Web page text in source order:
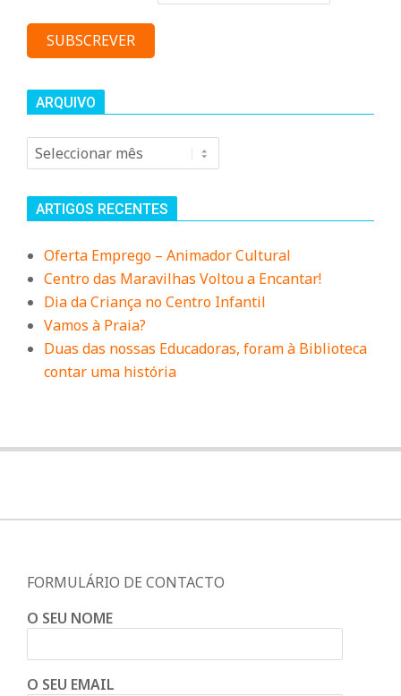
ARQUIVO
Arquivo
ARTIGOS RECENTES
Oferta Emprego – Animador Cultural
Centro das Maravilhas Voltou a Encantar!
Dia da Criança no Centro Infantil
Vamos à Praia?
Duas das nossas Educadoras, foram à Biblioteca
contar uma história
FORMULÁRIO DE CONTACTO
O SEU NOME
O SEU EMAIL